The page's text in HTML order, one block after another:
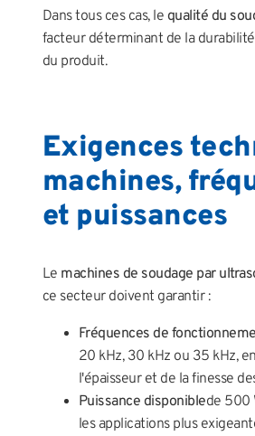
Dans tous ces cas, le qualité du
facteur déterminant de la
du produit.
Exigences
machines,
et puissances
Le machines de soudage par
ce secteur doivent garantir :
Fréquences de
20 kHz, 30 kHz ou 35 kHz,
l'épaisseur et de la finesse
Puissance disponiblede 500
les applications plus